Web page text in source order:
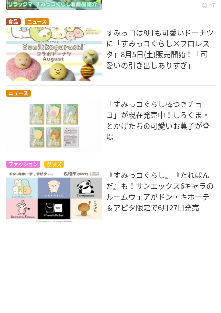
47
食品 ニュース
すみっコは8月も可愛いドーナツ
に「すみっコぐらし×フロレス
タ」8月5日(土)販売開始！「可
愛いの引き出しありすぎ」
ニュース
「すみっコぐらし棒つきチョ
コ」が現在発売中！しろくま・
とかげたちの可愛いお菓子が登
場
ファッション グッズ
『すみっコぐらし』『たれぱん
だ』も！サンエックス6キャラの
ルームウェアがドン・キホーテ
＆アピタ限定で6月27日発売